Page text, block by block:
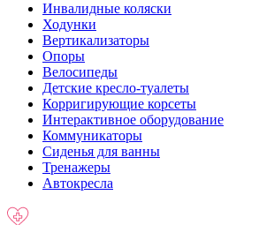
Инвалидные коляски
Ходунки
Вертикализаторы
Опоры
Велосипеды
Детские кресло-туалеты
Корригирующие корсеты
Интерактивное оборудование
Коммуникаторы
Сиденья для ванны
Тренажеры
Автокресла